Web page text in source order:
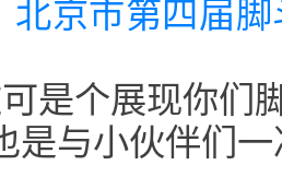
北京市第四届
是个展现你们
是与小伙伴们